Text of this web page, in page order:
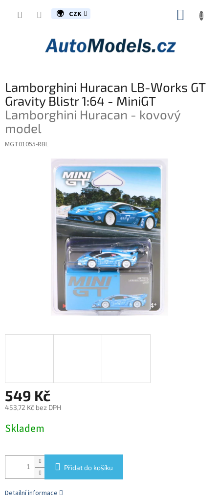
CZK
Lamborghini Huracan LB-Works GT
Gravity Blistr 1:64 - MiniGT
Lamborghini Huracan - kovový
model
MGT01055-RBL
549 Kč
453,72 Kč bez DPH
cena:
Skladem
Přidat do košíku
Detailní informace